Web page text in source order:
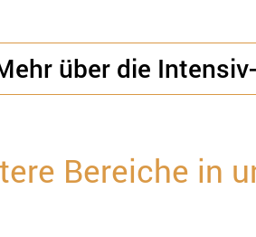
über die
Bereiche in